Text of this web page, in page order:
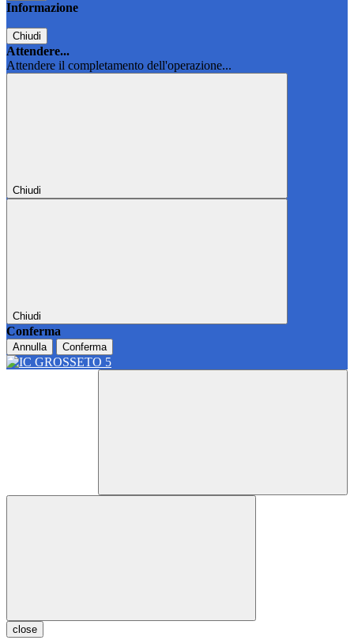
Informazione
Chiudi
Attendere...
Attendere il completamento dell'operazione...
Chiudi
Chiudi
Conferma
Annulla Conferma
close